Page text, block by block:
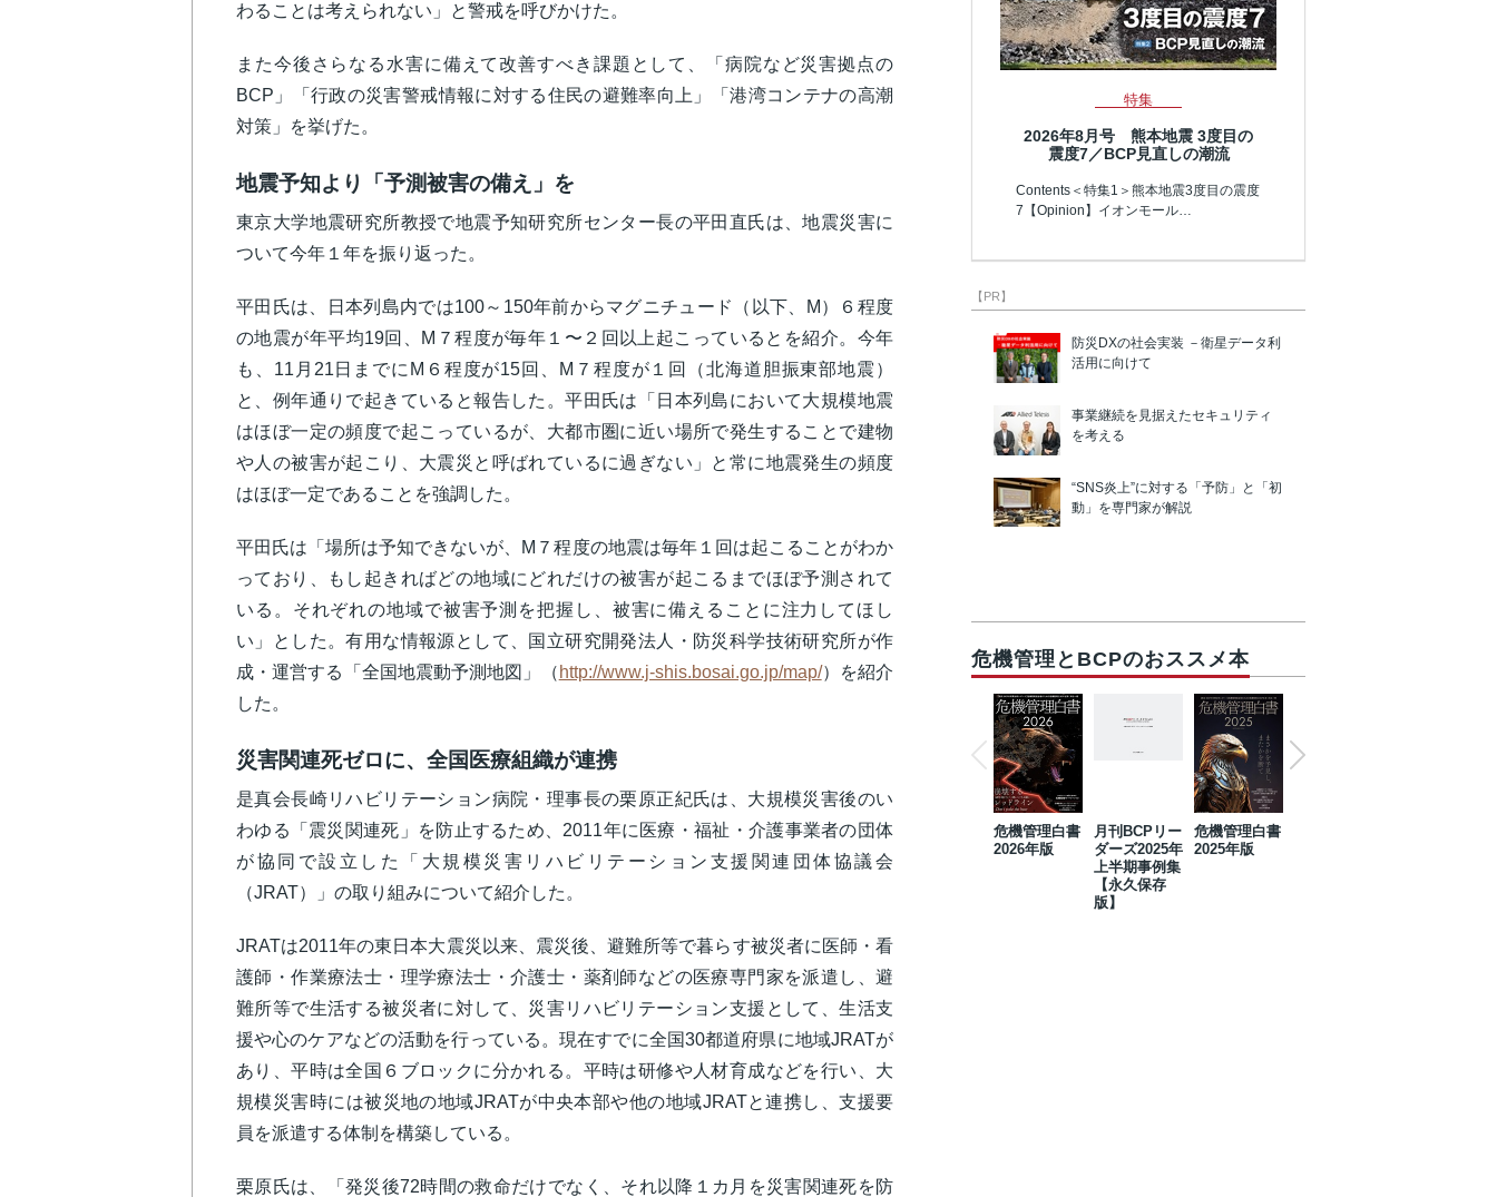
わることは考えられない」と警戒を呼びかけた。
また今後さらなる水害に備えて改善すべき課題として、「病院など災害拠点の
BCP」「行政の災害警戒情報に対する住民の避難率向上」「港湾コンテナの高潮
対策」を挙げた。
地震予知より「予測被害の備え」を
東京大学地震研究所教授で地震予知研究所センター長の平田直氏は、地震災害に
ついて今年１年を振り返った。
平田氏は、日本列島内では100～150年前からマグニチュード（以下、M）６程度
の地震が年平均19回、M７程度が毎年１〜２回以上起こっているとを紹介。今年
も、11月21日までにM６程度が15回、M７程度が１回（北海道胆振東部地震）
と、例年通りで起きていると報告した。平田氏は「日本列島において大規模地震
はほぼ一定の頻度で起こっているが、大都市圏に近い場所で発生することで建物
や人の被害が起こり、大震災と呼ばれているに過ぎない」と常に地震発生の頻度
はほぼ一定であることを強調した。
平田氏は「場所は予知できないが、M７程度の地震は毎年１回は起こることがわか
っており、もし起きればどの地域にどれだけの被害が起こるまでほぼ予測されて
いる。それぞれの地域で被害予測を把握し、被害に備えることに注力してほし
い」とした。有用な情報源として、国立研究開発法人・防災科学技術研究所が作
成・運営する「 全国地震動予測地図 」（ http://www.j-shis.bosai.go.jp/map/）を紹介
した。
災害関連死ゼロに、全国医療組織が連携
是真会長崎リハビリテーション病院・理事長の栗原正紀氏は、大規模災害後のい
わゆる「震災関連死」を防止するため、2011年に医療・福祉・介護事業者の団体
が協同で設立した「大規模災害リハビリテーション支援関連団体協議会
（JRAT）」の取り組みについて紹介した。
JRATは2011年の東日本大震災以来、震災後、避難所等で暮らす被災者に医師・看
護師・作業療法士・理学療法士・介護士・薬剤師などの医療専門家を派遣し、避
難所等で生活する被災者に対して、災害リハビリテーション支援として、生活支
援や心のケアなどの活動を行っている。現在すでに全国30都道府県に地域JRATが
あり、平時は全国６ブロックに分かれる。平時は研修や人材育成などを行い、大
規模災害時には被災地の地域JRATが中央本部や他の地域JRATと連携し、支援要
員を派遣する体制を構築している。
栗原氏は、「発災後72時間の救命だけでなく、それ以降１カ月を災害関連死を防
特集
2026年8月号 熊本地震 3度目の
震度7／BCP見直しの潮流
Contents＜特集1＞熊本地震3度目の震度
7【Opinion】イオンモール…
【PR】
防災DXの社会実装 －衛星データ利
活用に向けて
事業継続を見据えたセキュリティ
を考える
“SNS炎上”に対する「予防」と「初
動」を専門家が解説
危機管理とBCPのおススメ本
危機管理白書
2026年版
月刊BCPリー
ダーズ2025年
上半期事例集
【永久保存
版】
危機管理白書
2025年版